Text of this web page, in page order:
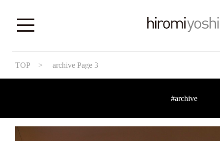
TOP > archive Page 3
#archive